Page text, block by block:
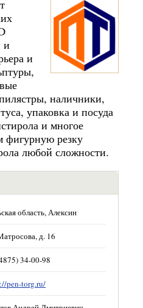
и
и
наличники,
упаковка и посуда
и многое
фигурную резку
любой сложности.
область, Алексин
д. 16
34-00-98
pen-torg.ru/